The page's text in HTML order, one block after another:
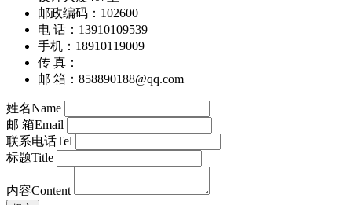
设计大厦407室
邮政编码：102600
电 话：13910109539
手机：18910119009
传 真：
邮 箱：858890188@qq.com
姓名Name
邮 箱Email
联系电话Tel
标题Title
内容Content